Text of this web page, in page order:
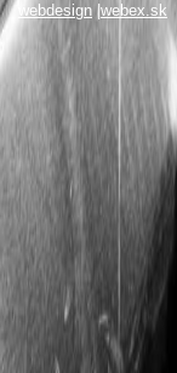
webdesign |webex.sk